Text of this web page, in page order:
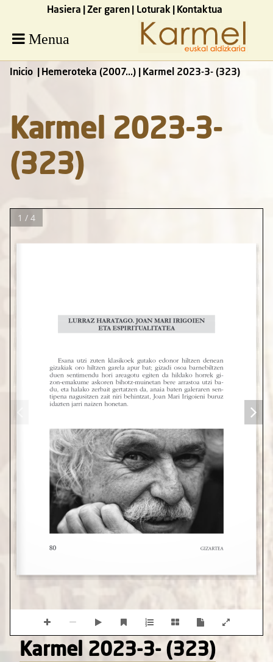
Hasiera Zer garen Loturak Kontaktua
Menua
Inicio Hemeroteka (2007...) Karmel 2023-3- (323)
Karmel 2023-3-
(323)
1 / 4
Karmel 2023-3- (323)